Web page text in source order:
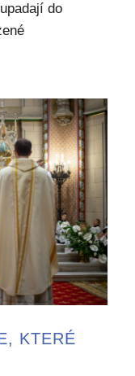
do
KTERÉ